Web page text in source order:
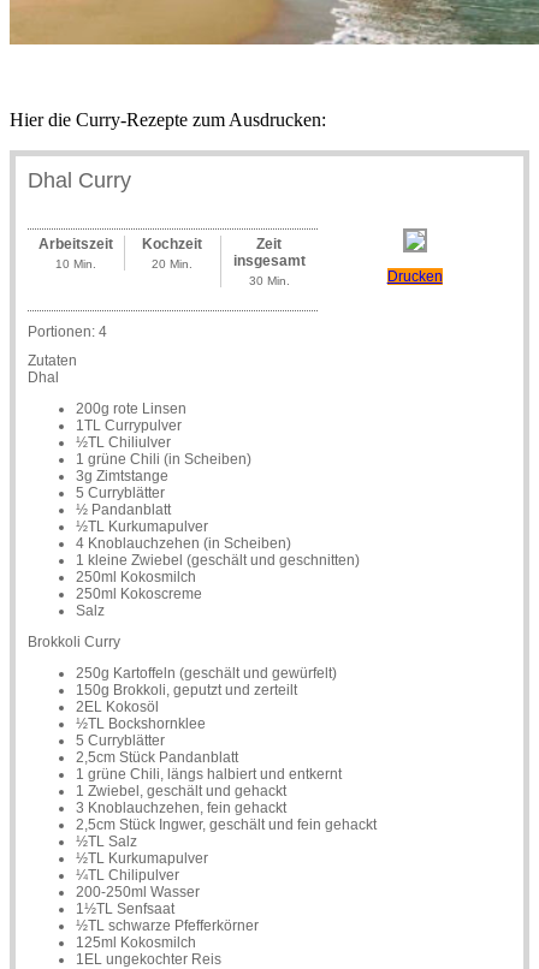
Hier die Curry-Rezepte zum Ausdrucken:
Dhal Curry
Drucken
Arbeitszeit
10 Min.
Kochzeit
20 Min.
Zeit
insgesamt
30 Min.
Portionen: 4
Zutaten
Dhal
200g rote Linsen
1TL Currypulver
½TL Chiliulver
1 grüne Chili (in Scheiben)
3g Zimtstange
5 Curryblätter
½ Pandanblatt
½TL Kurkumapulver
4 Knoblauchzehen (in Scheiben)
1 kleine Zwiebel (geschält und geschnitten)
250ml Kokosmilch
250ml Kokoscreme
Salz
Brokkoli Curry
250g Kartoffeln (geschält und gewürfelt)
150g Brokkoli, geputzt und zerteilt
2EL Kokosöl
½TL Bockshornklee
5 Curryblätter
2,5cm Stück Pandanblatt
1 grüne Chili, längs halbiert und entkernt
1 Zwiebel, geschält und gehackt
3 Knoblauchzehen, fein gehackt
2,5cm Stück Ingwer, geschält und fein gehackt
½TL Salz
½TL Kurkumapulver
¼TL Chilipulver
200-250ml Wasser
1½TL Senfsaat
½TL schwarze Pfefferkörner
125ml Kokosmilch
1EL ungekochter Reis